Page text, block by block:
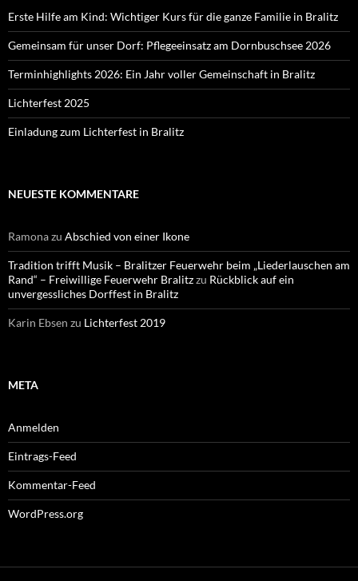
Erste Hilfe am Kind: Wichtiger Kurs für die ganze Familie in Bralitz
Gemeinsam für unser Dorf: Pflegeeinsatz am Dornbuschsee 2026
Terminhighlights 2026: Ein Jahr voller Gemeinschaft in Bralitz
Lichterfest 2025
Einladung zum Lichterfest in Bralitz
NEUESTE KOMMENTARE
Ramonazu Abschied von einer Ikone
Tradition trifft Musik – Bralitzer Feuerwehr beim „Liederlauschen am
Rand“ – Freiwillige Feuerwehr Bralitzzu Rückblick auf ein
unvergessliches Dorffest in Bralitz
Karin Ebsen zu Lichterfest 2019
META
Anmelden
Eintrags-Feed
Kommentar-Feed
WordPress.org